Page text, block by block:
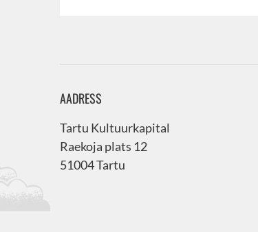
AADRESS
Tartu Kultuurkapital
Raekoja plats 12
51004 Tartu